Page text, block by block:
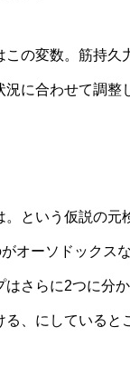
の変数。筋持
に合わせて調整
という仮説の
オーソドックス
はさらに2つに
、にしていると